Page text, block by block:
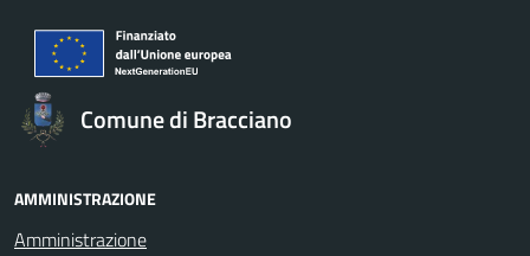
Comune di Bracciano
AMMINISTRAZIONE
Amministrazione